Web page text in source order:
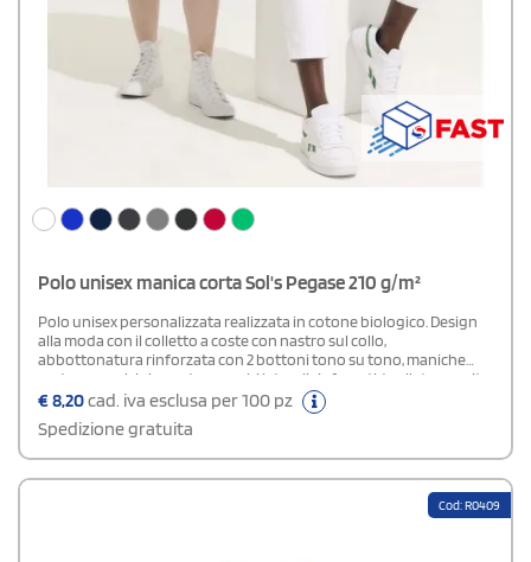
Polo unisex manica corta Sol's Pegase 210 g/m²
Polo unisex personalizzata realizzata in cotone biologico. Design
alla moda con il colletto a coste con nastro sul collo,
abbottonatura rinforzata con 2 bottoni tono su tono, maniche
corte con polsini a coste, spacchi laterali rinforzati, tagliata e cucita,
bottone di ricambio cucito sulla cucitura laterale interna. La
vestibilità è comoda. Nel colore Grigio Melange la combinaizone di
tessuti è 85% cotone biologico e 15% viscosa. Per la corrispondenza
delle taglie, puoi consultare la tabella delle taglie nella sezione
della documentazione del prodotto.Composizione: 100% cotone
biologico.Certificazione: OEKO-TEX® standard 100 - PETA -
Approved Vegan - Organic 100 Content Standard (OCS) - Organic
€8,20cad. iva esclusa per 100 pz
Spedizione gratuita
Cod: R0409